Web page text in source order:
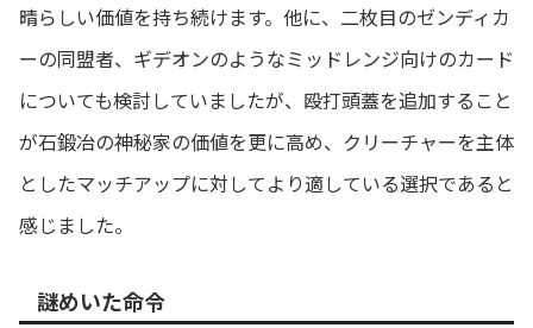
晴らしい価値を持ち続けます。他に、二枚目のゼンディカ
ーの同盟者、ギデオンのようなミッドレンジ向けのカード
についても検討していましたが、殴打頭蓋を追加すること
が石鍛冶の神秘家の価値を更に高め、クリーチャーを主体
としたマッチアップに対してより適している選択であると
感じました。
謎めいた命令